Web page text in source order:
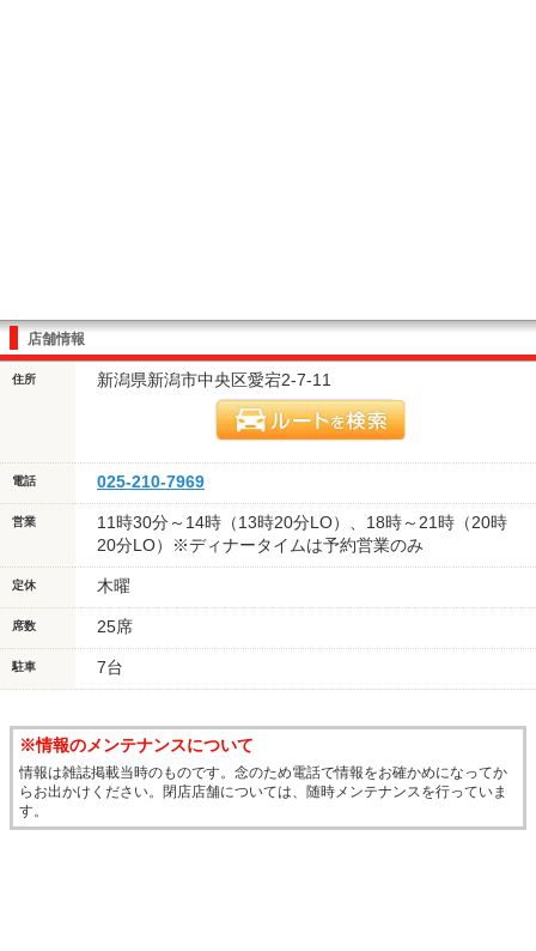
店舗情報
住所 新潟県新潟市中央区愛宕2-7-11
電話 025-210-7969
営業
11時30分～14時（13時20分LO）、18時～21時（20時
20分LO）※ディナータイムは予約営業のみ
定休 木曜
席数 25席
駐車 7台
※情報のメンテナンスについて
情報は雑誌掲載当時のものです。念のため電話で情報をお確かめになってか
らお出かけください。閉店店舗については、随時メンテナンスを行っていま
す。